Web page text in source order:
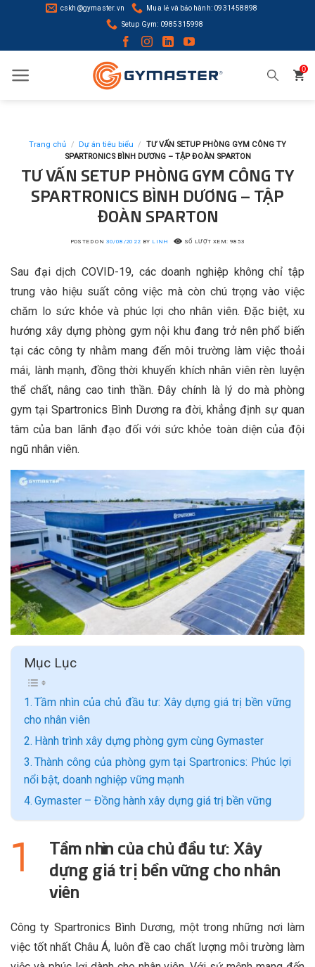
cskh@gymaster.vn Mua lẻ và bảo hành: 0931458898
Setup Gym: 0985315998
0
Trang chủ / Dự án tiêu biểu /
TƯ VẤN SETUP PHÒNG GYM CÔNG TY
SPARTRONICS BÌNH DƯƠNG – TẬP ĐOÀN SPARTON
TƯ VẤN SETUP PHÒNG GYM CÔNG TY
SPARTRONICS BÌNH DƯƠNG – TẬP
ĐOÀN SPARTON
POSTED ON 30/08/2022 BY LINH SỐ LƯỢT XEM: 9853
Sau đại dịch COVID-19, các doanh nghiệp không chỉ tập
trung vào hiệu suất công việc mà còn chú trọng vào việc
chăm lo sức khỏe và phúc lợi cho nhân viên. Đặc biệt, xu
hướng xây dựng phòng gym nội khu đang trở nên phổ biến
tại các công ty nhằm mang đến môi trường làm việc thoải
mái, lành mạnh, đồng thời khuyến khích nhân viên rèn luyện
thể chất, nâng cao tinh thần. Đây chính là lý do mà phòng
gym tại Spartronics Bình Dương ra đời, khẳng định sự quan
tâm của ban lãnh đạo đối với sức khỏe toàn diện của đội
ngũ nhân viên.
Mục Lục
Tầm nhìn của chủ đầu tư: Xây dựng giá trị bền vững
cho nhân viên
Hành trình xây dựng phòng gym cùng Gymaster
Thành công của phòng gym tại Spartronics: Phúc lợi
nổi bật, doanh nghiệp vững mạnh
Gymaster – Đồng hành xây dựng giá trị bền vững
Tầm nhìn của chủ đầu tư: Xây
dựng giá trị bền vững cho nhân
viên
Công ty Spartronics Bình Dương, một trong những nơi làm
việc tốt nhất Châu Á, luôn đề cao chất lượng môi trường làm